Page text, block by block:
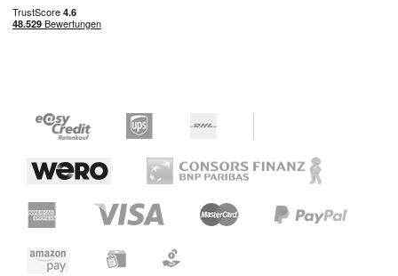
am
CV Sequenzer ansteuert lassen sich da echt
tolle Sachen rausholen, mithilfe des ein oder
anderen Overdrives sind sehr schicke Kicks
und sogar Basslines möglich, noch ein Auto
Wah dazu und das Acid Feeling ist perfekt!